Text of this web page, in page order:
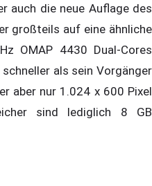
auch die neue Auflage des
großteils auf eine ähnliche
OMAP 4430 Dual-Cores
als sein Vorgänger
aber nur 1.024 x 600 Pixel
sind lediglich 8 GB